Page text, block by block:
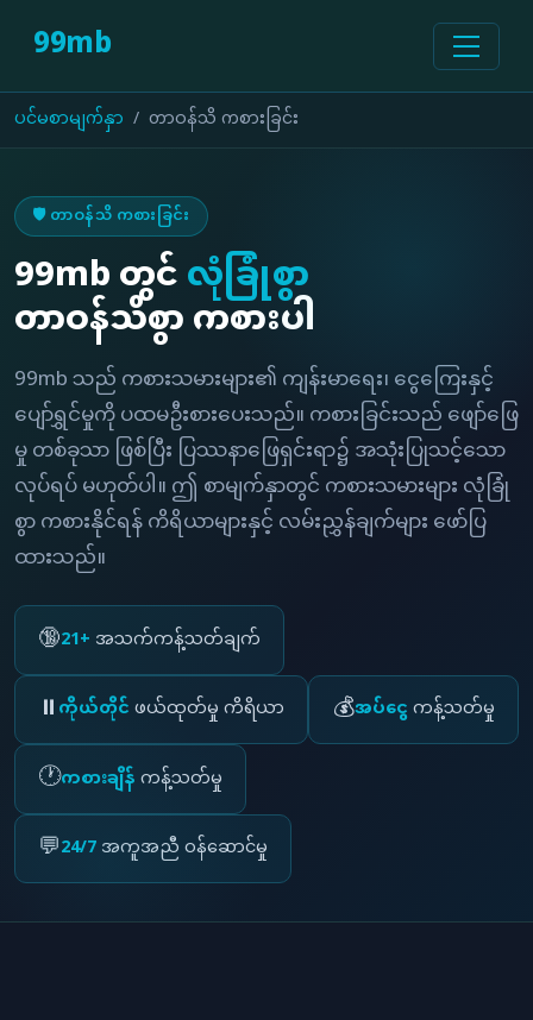
99mb
ပင်မစာမျက်နှာ တာဝန်သိ ကစားခြင်း
🛡️ တာဝန်သိ ကစားခြင်း
99mb တွင်လုံခြုံစွာ
တာဝန်သိစွာ ကစားပါ
99mb သည် ကစားသမားများ၏ ကျန်းမာရေး၊ ငွေကြေးနှင့်
ပျော်ရွှင်မှုကို ပထမဦးစားပေးသည်။ ကစားခြင်းသည် ဖျော်ဖြေ
မှု တစ်ခုသာ ဖြစ်ပြီး ပြဿနာဖြေရှင်းရာ၌ အသုံးပြုသင့်သော
လုပ်ရပ် မဟုတ်ပါ။ ဤ စာမျက်နှာတွင် ကစားသမားများ လုံခြုံ
စွာ ကစားနိုင်ရန် ကိရိယာများနှင့် လမ်းညွှန်ချက်များ ဖော်ပြ
ထားသည်။
🔞21+အသက်ကန့်သတ်ချက်
⏸️ကိုယ်တိုင်ဖယ်ထုတ်မှု ကိရိယာ 💰အပ်ငွေကန့်သတ်မှု
🕐ကစားချိန်ကန့်သတ်မှု
💬24/7အကူအညီ ဝန်ဆောင်မှု